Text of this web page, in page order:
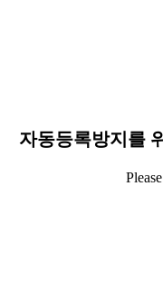
자동등록방지를